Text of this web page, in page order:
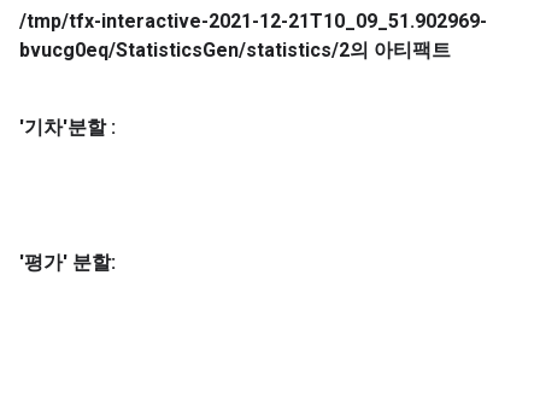
      float_list {
      }
  feature {
    key: "tips"
    }